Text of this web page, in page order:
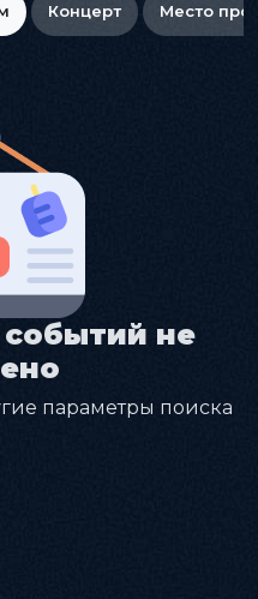
Концерт Место
не
параметры поиска